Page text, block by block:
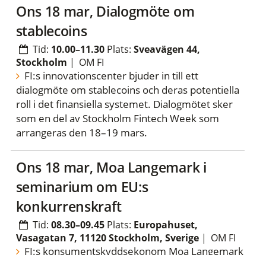
ons 18 mar, Dialogmöte om
stablecoins
Tid: 10.00–11.30 Plats:Sveavägen 44,
Stockholm | OM FI
FI:s innovationscenter bjuder in till ett
dialogmöte om stablecoins och deras potentiella
roll i det finansiella systemet. Dialogmötet sker
som en del av Stockholm Fintech Week som
arrangeras den 18–19 mars.
ons 18 mar, Moa Langemark i
seminarium om EU:s
konkurrenskraft
Tid:08.30–09.45 Plats: Europahuset,
Vasagatan 7, 11120 Stockholm, Sverige| OM FI
FI:s konsumentskyddsekonom Moa Langemark